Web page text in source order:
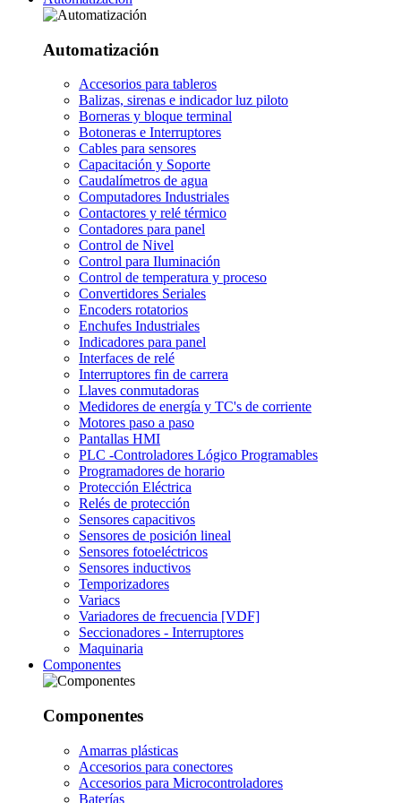
Automatización
Accesorios para tableros
Balizas, sirenas e indicador luz piloto
Borneras y bloque terminal
Botoneras e Interruptores
Cables para sensores
Capacitación y Soporte
Caudalímetros de agua
Computadores Industriales
Contactores y relé térmico
Contadores para panel
Control de Nivel
Control para Iluminación
Control de temperatura y proceso
Convertidores Seriales
Encoders rotatorios
Enchufes Industriales
Indicadores para panel
Interfaces de relé
Interruptores fin de carrera
Llaves conmutadoras
Medidores de energía y TC's de corriente
Motores paso a paso
Pantallas HMI
PLC -Controladores Lógico Programables
Programadores de horario
Protección Eléctrica
Relés de protección
Sensores capacitivos
Sensores de posición lineal
Sensores fotoeléctricos
Sensores inductivos
Temporizadores
Variacs
Variadores de frecuencia [VDF]
Seccionadores - Interruptores
Maquinaria
Componentes
Componentes
Amarras plásticas
Accesorios para conectores
Accesorios para Microcontroladores
Baterías